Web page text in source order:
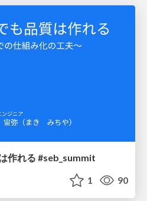
作れる #seb_summit
1 90